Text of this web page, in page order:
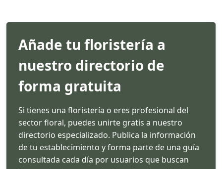
Añade tu floristería a
nuestro directorio de
forma gratuita
Si tienes una floristería o eres profesional del
sector floral, puedes unirte gratis a nuestro
directorio especializado. Publica la información
de tu establecimiento y forma parte de una guía
consultada cada día por usuarios que buscan